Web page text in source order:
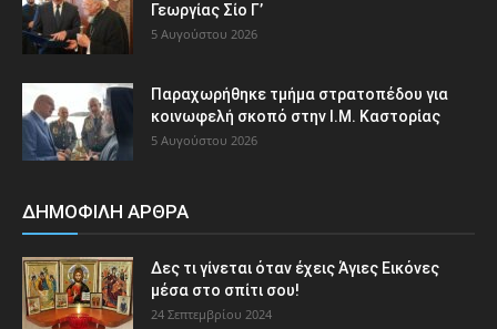
Γεωργίας Σίο Γ’
5 Αυγούστου 2026
Παραχωρήθηκε τμήμα στρατοπέδου για
κοινωφελή σκοπό στην Ι.Μ. Καστορίας
5 Αυγούστου 2026
ΔΗΜΟΦΙΛΗ ΑΡΘΡΑ
Δες τι γίνεται όταν έχεις Άγιες Εικόνες
μέσα στο σπίτι σου!
24 Σεπτεμβρίου 2024